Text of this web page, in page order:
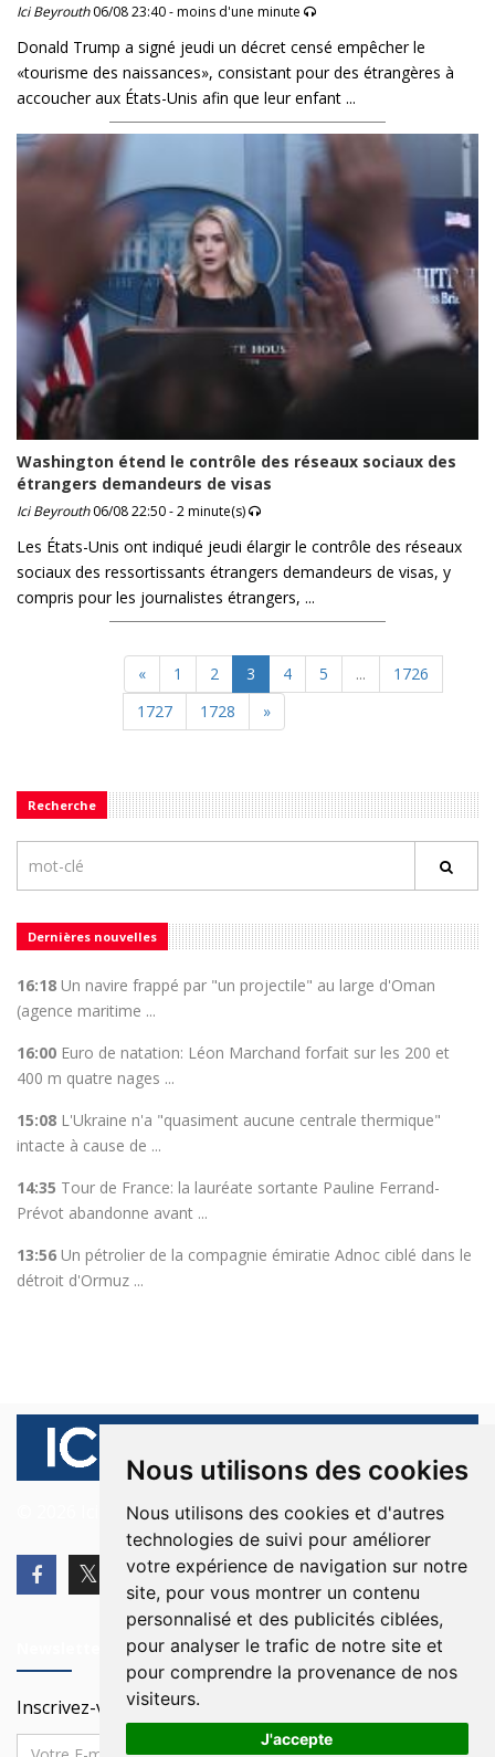
Nous utilisons des cookies
Nous utilisons des cookies et d'autres
technologies de suivi pour améliorer
votre expérience de navigation sur notre
site, pour vous montrer un contenu
personnalisé et des publicités ciblées,
pour analyser le trafic de notre site et
pour comprendre la provenance de nos
visiteurs.
J'accepte
Ici Beyrouth06/08 23:40 - moins d'une minute
Donald Trump a signé jeudi un décret censé empêcher le
«tourisme des naissances», consistant pour des étrangères à
accoucher aux États-Unis afin que leur enfant ...
Washington étend le contrôle des réseaux sociaux des
étrangers demandeurs de visas
Ici Beyrouth06/08 22:50 - 2 minute(s)
Les États-Unis ont indiqué jeudi élargir le contrôle des réseaux
sociaux des ressortissants étrangers demandeurs de visas, y
compris pour les journalistes étrangers, ...
« 1 2 3 4 5 ...
1726
1727
1728 »
Recherche
Dernières nouvelles
16:18 Un navire frappé par "un projectile" au large d'Oman
(agence maritime ...
16:00 Euro de natation: Léon Marchand forfait sur les 200 et
400 m quatre nages ...
15:08 L'Ukraine n'a "quasiment aucune centrale thermique"
intacte à cause de ...
14:35 Tour de France: la lauréate sortante Pauline Ferrand-
Prévot abandonne avant ...
13:56 Un pétrolier de la compagnie émiratie Adnoc ciblé dans le
détroit d'Ormuz ...
© 2026 Ici Beyrouth. Tous les droits sont réservés.
Inscrivez-vous à notre Newsletter